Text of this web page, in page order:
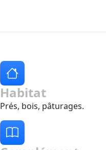
Habitat
Prés, bois, pâturages.